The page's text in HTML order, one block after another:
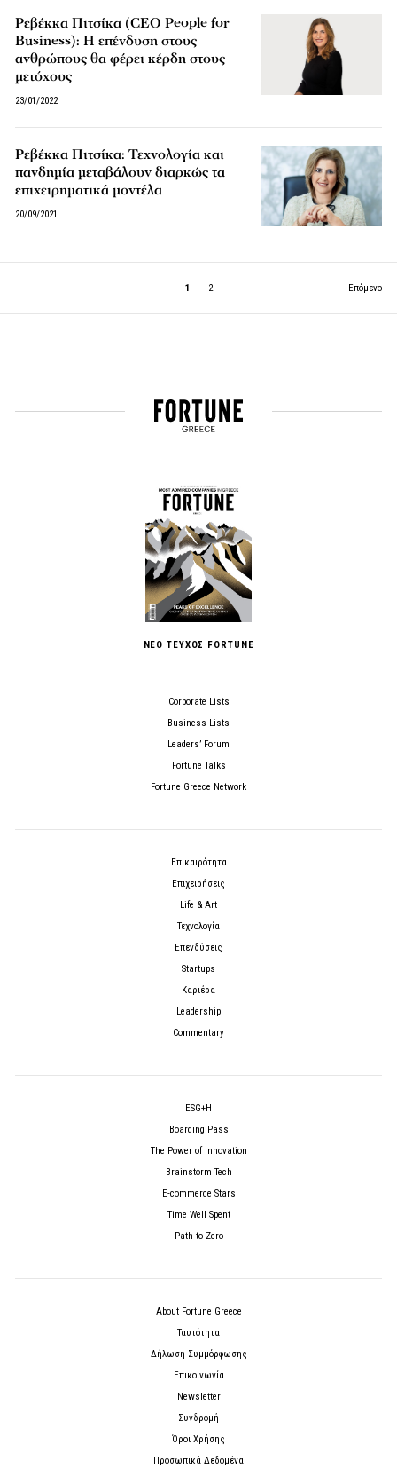
Ρεβέκκα Πιτσίκα (CEO People for
Business): Η επένδυση στους
ανθρώπους θα φέρει κέρδη στους
μετόχους
23/01/2022
Ρεβέκκα Πιτσίκα: Τεχνολογία και
πανδημία μεταβάλουν διαρκώς τα
επιχειρηματικά μοντέλα
20/09/2021
1 2 Επόμενο
ΝΕΟ ΤΕΥΧΟΣ FORTUNE
Corporate Lists
Business Lists
Leaders’ Forum
Fortune Talks
Fortune Greece Network
Επικαιρότητα
Επιχειρήσεις
Life & Art
Τεχνολογία
Επενδύσεις
Startups
Καριέρα
Leadership
Commentary
ESG+H
Boarding Pass
The Power of Innovation
Brainstorm Tech
E-commerce Stars
Time Well Spent
Path to Zero
About Fortune Greece
Ταυτότητα
Δήλωση Συμμόρφωσης
Επικοινωνία
Newsletter
Συνδρομή
Όροι Χρήσης
Προσωπικά Δεδομένα